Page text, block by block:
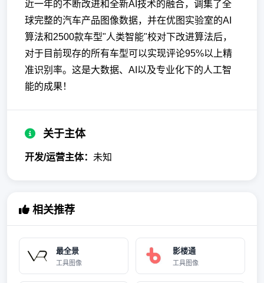
近一年的不断改进和全新AI技术的融合，调集了全
球完整的汽车产品图像数据，并在优图实验室的AI
算法和2500款车型"人类智能"校对下改进算法后，
对于目前现存的所有车型可以实现评论95%以上精
准识别率。这是大数据、AI以及专业化下的人工智
能的成果！
关于主体
开发/运营主体： 未知
相关推荐
最全景
工具图像
影楼通
工具图像